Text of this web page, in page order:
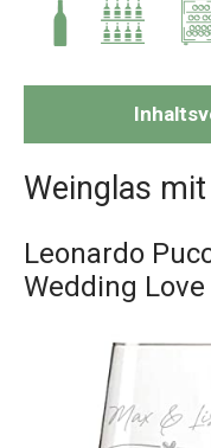
Weinglas
Leonardo
Wedding